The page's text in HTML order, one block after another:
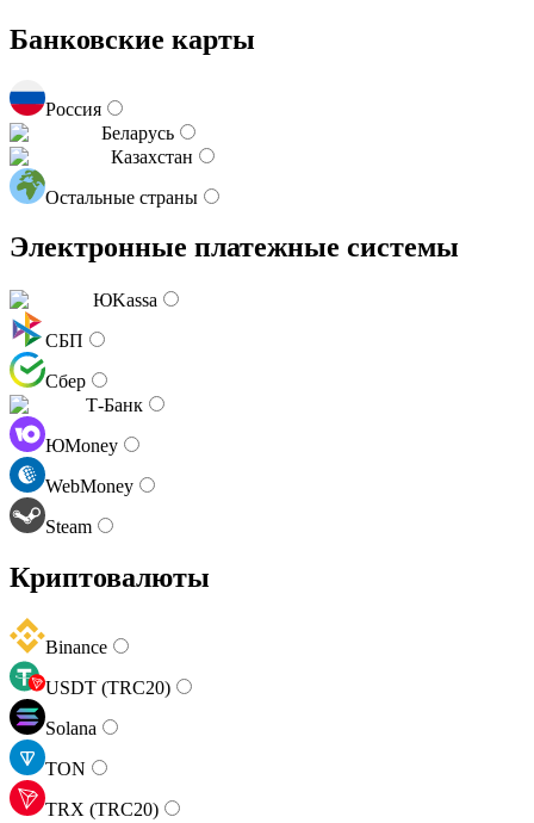
Банковские карты
Россия
Беларусь
Казахстан
Остальные страны
Электронные платежные системы
ЮKassa
СБП
Сбер
Т-Банк
ЮMoney
WebMoney
Steam
Криптовалюты
Binance
USDT (TRC20)
Solana
TON
TRX (TRC20)